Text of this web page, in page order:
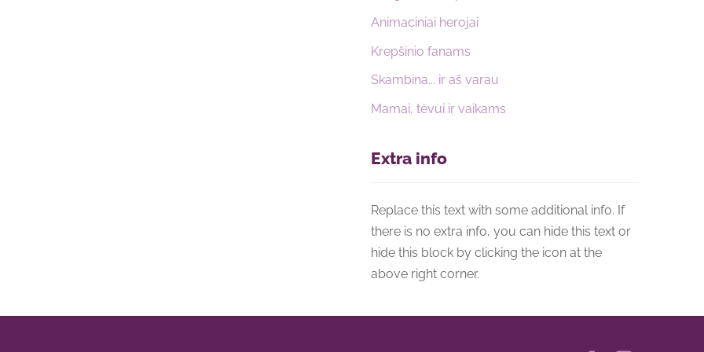
Animaciniai herojai
Krepšinio fanams
Skambina... ir aš varau
Mamai, tėvui ir vaikams
Extra info
Replace this text with some additional info. If
there is no extra info, you can hide this text or
hide this block by clicking the icon at the
above right corner.